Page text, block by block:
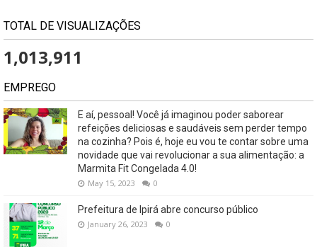
TOTAL DE VISUALIZAÇÕES
1,013,911
EMPREGO
E aí, pessoal! Você já imaginou poder saborear
refeições deliciosas e saudáveis ​​sem perder tempo
na cozinha? Pois é, hoje eu vou te contar sobre uma
novidade que vai revolucionar a sua alimentação: a
Marmita Fit Congelada 4.0!
May 15, 2023 0
Prefeitura de Ipirá abre concurso público
January 26, 2023 0